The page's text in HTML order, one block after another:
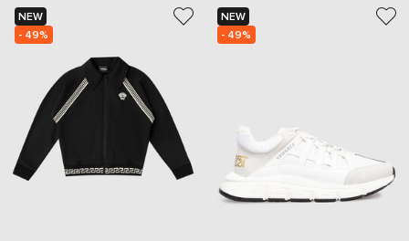
NEW
- 49%
NEW
- 49%